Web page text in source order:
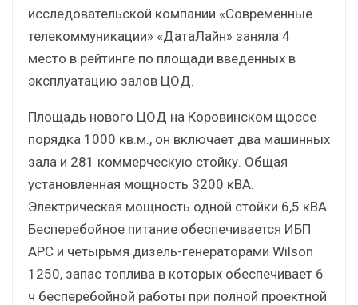
исследовательской компании «Современные
телекоммуникации» «ДатаЛайн» заняла 4
место в рейтинге по площади введенных в
эксплуатацию залов ЦОД.
Площадь нового ЦОД на Коровинском щоссе
порядка 1000 кв.м., он включает два машинных
зала и 281 коммерческую стойку. Общая
установленная мощность 3200 кВА.
Электрическая мощность одной стойки 6,5 кВА.
Бесперебойное питание обеспечивается ИБП
APC и четырьмя дизель-генераторами Wilson
1250, запас топлива в которых обеспечивает 6
ч бесперебойной работы при полной проектной